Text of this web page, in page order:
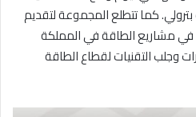
كما تتطلع المجموعة لتقديم
في مشاريع الطاقة في المملكة
وجلب التقنيات لقطاع الطاقة